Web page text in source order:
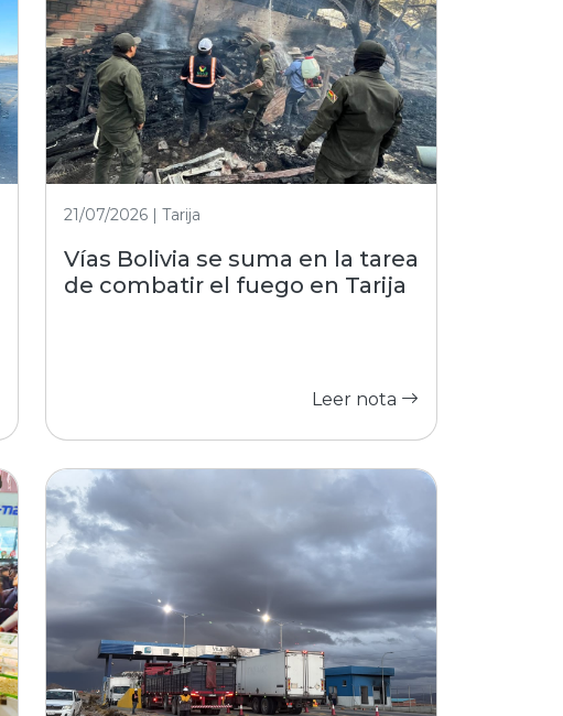
21/07/2026 | Tarija
Vías Bolivia se suma en la tarea
de combatir el fuego en Tarija
Leer nota